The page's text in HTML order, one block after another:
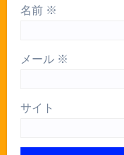
名前 ※
メール ※
サイト